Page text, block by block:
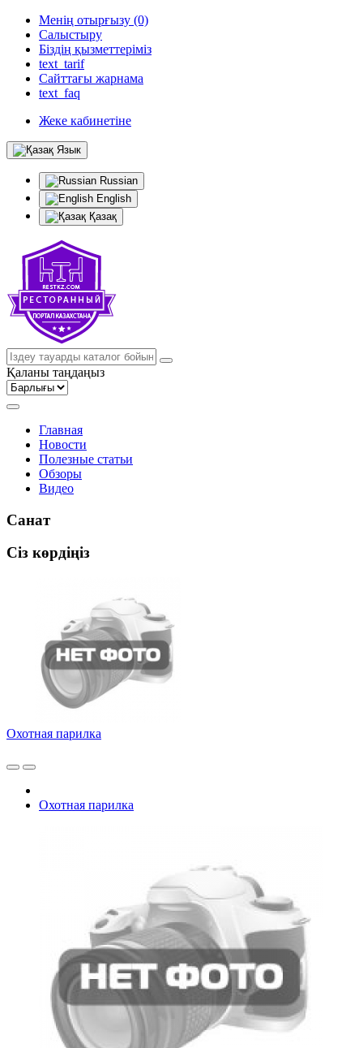
Менің отырғызу (0)
Салыстыру
Біздің қызметтеріміз
text_tarif
Сайттағы жарнама
text_faq
Жеке кабинетіне
Язык
Russian
English
Қазақ
Қаланы таңдаңыз
Главная
Новости
Полезные статьи
Обзоры
Видео
Санат
Сіз көрдіңіз
Охотная парилка
Охотная парилка